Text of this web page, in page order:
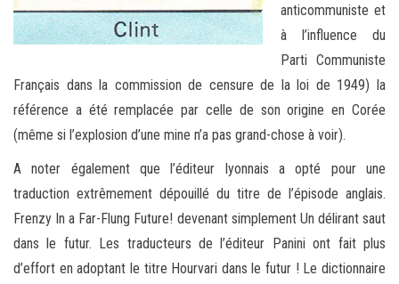
anticommuniste et
à l’influence du
Parti Communiste
Français dans la commission de censure de la loi de 1949) la
référence a été remplacée par celle de son origine en Corée
(même si l’explosion d’une mine n’a pas grand-chose à voir).
A noter également que l’éditeur lyonnais a opté pour une
traduction extrêmement dépouillé du titre de l’épisode anglais.
Frenzy In a Far-Flung Future! devenant simplement Un délirant saut
dans le futur. Les traducteurs de l’éditeur Panini ont fait plus
d’effort en adoptant le titre Hourvari dans le futur ! Le dictionnaire